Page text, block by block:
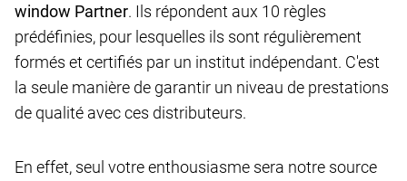
window Partner. Ils répondent aux 10 règles
prédéfinies, pour lesquelles ils sont régulièrement
formés et certifiés par un institut indépendant. C'est
la seule manière de garantir un niveau de prestations
de qualité avec ces distributeurs.
En effet, seul votre enthousiasme sera notre source